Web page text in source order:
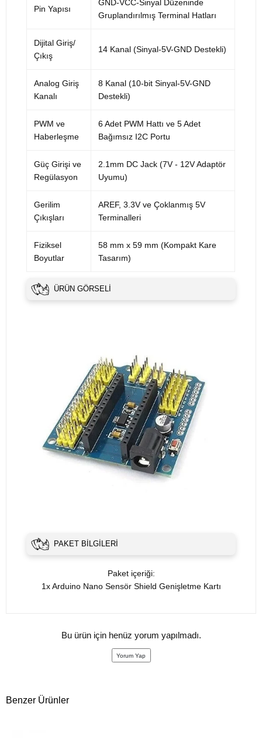
Pin Yapısı
GND-VCC-Sinyal Düzeninde
Gruplandırılmış Terminal Hatları
Dijital Giriş/
Çıkış
14 Kanal (Sinyal-5V-GND Destekli)
Analog Giriş
Kanalı
8 Kanal (10-bit Sinyal-5V-GND
Destekli)
PWM ve
Haberleşme
6 Adet PWM Hattı ve 5 Adet
Bağımsız I2C Portu
Güç Girişi ve
Regülasyon
2.1mm DC Jack (7V - 12V Adaptör
Uyumu)
Gerilim
Çıkışları
AREF, 3.3V ve Çoklanmış 5V
Terminalleri
Fiziksel
Boyutlar
58 mm x 59 mm (Kompakt Kare
Tasarım)
ÜRÜN GÖRSELI
PAKET BILGILERI
Paket içeriği:
1x Arduino Nano Sensör Shield Genişletme Kartı
Bu ürün için henüz yorum yapılmadı.
Yorum Yap
Benzer Ürünler